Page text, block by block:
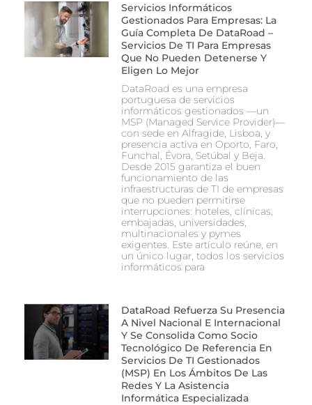
Servicios Informáticos
Gestionados Para Empresas: La
Guía Completa De DataRoad –
Servicios De TI Para Empresas
Que No Pueden Detenerse Y
Eligen Lo Mejor
DataRoad es una empresa
portuguesa de servicios
informáticos gestionados —un
MSP (Managed Service Provider)—
con sede en Alfragide, Lisboa, y
presencia activa en Oporto, Faro,
Funchal, Évora, Setúbal y Beja.
Desde 2015 garantiza el buen
funcionamiento de las
infraestructuras de TI de empresas
que no pueden permitirse
interrupciones: hoteles, clínicas,
embajadas, universidades,
multinacionales y pymes
exigentes. Este artículo reúne, en
un único lugar, todos los servicios
informáticos para
DataRoad Refuerza Su Presencia
A Nivel Nacional E Internacional
Y Se Consolida Como Socio
Tecnológico De Referencia En
Servicios De TI Gestionados
(MSP) En Los Ámbitos De Las
Redes Y La Asistencia
Informática Especializada